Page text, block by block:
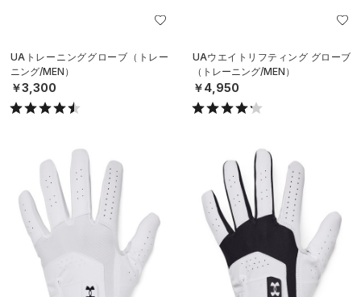
UAトレーニンググローブ（トレー
ニング/MEN）
￥3,300
UAウエイトリフティング グローブ
（トレーニング/MEN）
￥4,950